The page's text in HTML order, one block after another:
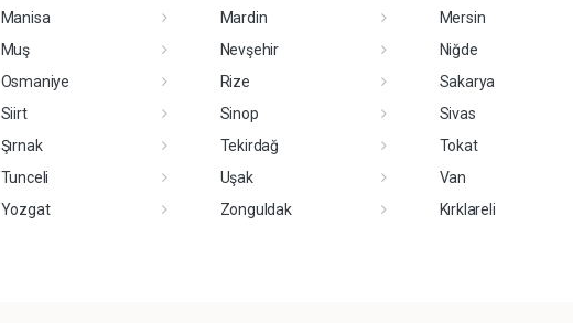
Manisa Mardin
Mersin
Muş Nevşehir
Niğde
Osmaniye Rize
Sakarya
Siirt Sinop
Sivas
Şırnak Tekirdağ
Tokat
Tunceli Uşak
Van
Yozgat Zonguldak
Kırklareli